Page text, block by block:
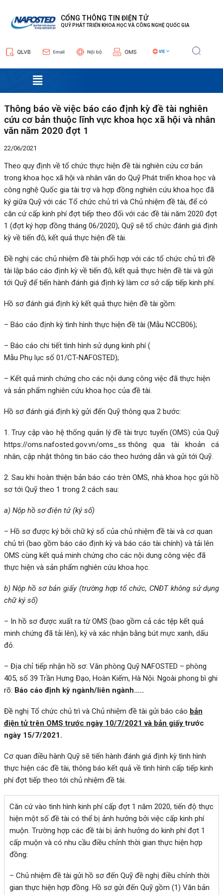
CỔNG THÔNG TIN ĐIỆN TỬ
QUỸ PHÁT TRIỂN KHOA HỌC VÀ CÔNG NGHỆ QUỐC GIA
Menu
Thông báo về việc báo cáo định kỳ đề tài nghiên
cứu cơ bản thuộc lĩnh vực khoa học xã hội và nhân
văn năm 2020 đợt 1
22/06/2021
Theo quy định về tổ chức thực hiện đề tài nghiên cứu cơ bản
trong khoa học xã hội và nhân văn do Quỹ Phát triển khoa học và
công nghệ Quốc gia tài trợ và hợp đồng nghiên cứu khoa học đã
ký giữa Quỹ với các Tổ chức chủ trì và Chủ nhiệm đề tài, để có
căn cứ cấp kinh phí đợt tiếp theo đối với các đề tài năm 2020 đợt
1 (đợt ký hợp đồng tháng 06/2020), Quỹ sẽ tổ chức đánh giá định
kỳ về tiến độ, kết quả thực hiện đề tài.
Đề nghị các chủ nhiệm đề tài phối hợp với các tổ chức chủ trì đề
tài lập báo cáo định kỳ về tiến độ, kết quả thực hiện đề tài và gửi
tới Quỹ để tiến hành đánh giá định kỳ làm cơ sở cấp tiếp kinh phí.
Hồ sơ đánh giá định kỳ kết quả thực hiện đề tài gồm:
– Báo cáo định kỳ tình hình thực hiện đề tài (Mẫu NCCB06);
– Báo cáo chi tiết tình hình sử dụng kinh phí (
Mẫu Phụ lục số 01/CT-NAFOSTED);
– Kết quả minh chứng cho các nội dung công việc đã thực hiện
và sản phẩm nghiên cứu khoa học của đề tài.
Hồ sơ đánh giá định kỳ gửi đến Quỹ thông qua 2 bước:
1. Truy cập vào hệ thống quản lý đề tài trực tuyến (OMS) của Quỹ
https://oms.nafosted.gov.vn/oms_ss thông qua tài khoản cá
nhân, cập nhật thông tin báo cáo theo hướng dẫn và gửi tới Quỹ.
2. Sau khi hoàn thiện bản báo cáo trên OMS, nhà khoa học gửi hồ
sơ tới Quỹ theo 1 trong 2 cách sau:
a) Nộp hồ sơ điện tử (ký số)
– Hồ sơ được ký bởi chữ ký số của chủ nhiệm đề tài và cơ quan
chủ trì (bao gồm báo cáo định kỳ và báo cáo tài chính) và tải lên
OMS cùng kết quả minh chứng cho các nội dung công việc đã
thực hiện và sản phẩm nghiên cứu khoa học.
b)Nộp hồ sơ bản giấy(trường hợp tổ chức, CNĐT không sử dụng
chữ ký số)
– In hồ sơ được xuất ra từ OMS (bao gồm cả các tệp kết quả
minh chứng đã tải lên), ký và xác nhận bằng bút mực xanh, dấu
đỏ.
– Địa chỉ tiếp nhận hồ sơ: Văn phòng Quỹ NAFOSTED – phòng
405, số 39 Trần Hưng Đạo, Hoàn Kiếm, Hà Nội. Ngoài phong bì ghi
rõ: Báo cáo định kỳ ngành/liên ngành…..
Đề nghị Tổ chức chủ trì và Chủ nhiệm đề tài gửi báo cáo bản
điện tử trên OMS trước ngày 10/7/2021 và bản giấytrước
ngày 15/7/2021.
Cơ quan điều hành Quỹ sẽ tiến hành đánh giá định kỳ tình hình
thực hiện các đề tài, thông báo kết quả về tình hình cấp tiếp kinh
phí đợt tiếp theo tới chủ nhiệm đề tài.
Căn cứ vào tình hình kinh phí cấp đợt 1 năm 2020, tiến độ thực
hiện một số đề tài có thể bị ảnh hưởng bởi việc cấp kinh phí
muộn. Trường hợp các đề tài bị ảnh hưởng do kinh phí đợt 1
cấp muộn và có nhu cầu điều chỉnh thời gian thực hiện hợp
đồng:
– Chủ nhiệm đề tài gửi hồ sơ đến Quỹ đề nghị điều chỉnh thời
gian thực hiện hợp đồng. Hồ sơ gửi đến Quỹ gồm (1) Văn bản
hướng
bài